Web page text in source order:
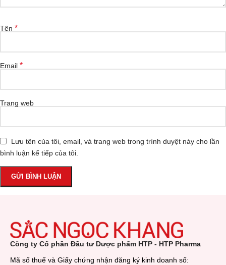
Tên *
Email *
Trang web
Lưu tên của tôi, email, và trang web trong trình duyệt này cho lần
bình luận kế tiếp của tôi.
Công ty Cổ phần Đầu tư Dược phẩm HTP - HTP Pharma
Mã số thuế và Giấy chứng nhận đăng ký kinh doanh số: